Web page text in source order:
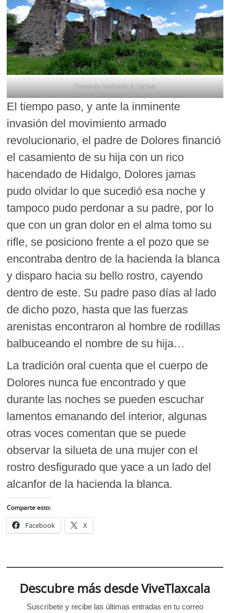
Casco de hacienda la blanca
El tiempo paso, y ante la inminente
invasión del movimiento armado
revolucionario, el padre de Dolores financió
el casamiento de su hija con un rico
hacendado de Hidalgo, Dolores jamas
pudo olvidar lo que sucedió esa noche y
tampoco pudo perdonar a su padre, por lo
que con un gran dolor en el alma tomo su
rifle, se posiciono frente a el pozo que se
encontraba dentro de la hacienda la blanca
y disparo hacia su bello rostro, cayendo
dentro de este. Su padre paso días al lado
de dicho pozo, hasta que las fuerzas
arenistas encontraron al hombre de rodillas
balbuceando el nombre de su hija…
La tradición oral cuenta que el cuerpo de
Dolores nunca fue encontrado y que
durante las noches se pueden escuchar
lamentos emanando del interior, algunas
otras voces comentan que se puede
observar la silueta de una mujer con el
rostro desfigurado que yace a un lado del
alcanfor de la hacienda la blanca.
Comparte esto:
Facebook X
Descubre más desde ViveTlaxcala
Suscríbete y recibe las últimas entradas en tu correo